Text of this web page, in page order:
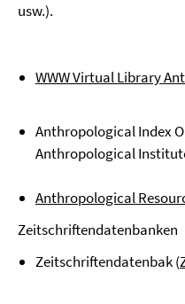
usw.).
WWW Virtual Library
Anthropological Index
Anthropological
Anthropological
Zeitschriftendatenbanken
Zeitschriftendatenbak (